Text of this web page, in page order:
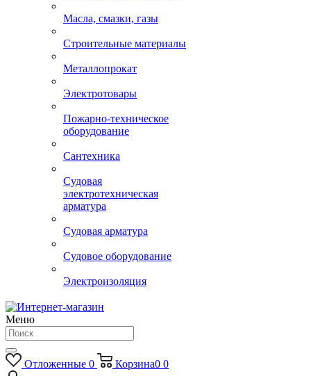
Масла, смазки, газы
Строительные материалы
Металлопрокат
Электротовары
Пожарно-техническое
оборудование
Сантехника
Судовая
электротехническая
арматура
Судовая арматура
Судовое оборудование
Электроизоляция
Меню
Отложенные 0 Корзина0 0